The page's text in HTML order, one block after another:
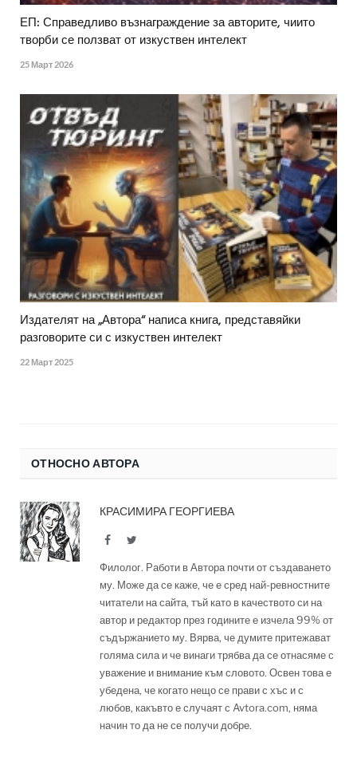
ЕП: Справедливо възнаграждение за авторите, чиито
творби се ползват от изкуствен интелект
25 Март 2026
Издателят на „Автора“ написа книга, представяйки
разговорите си с изкуствен интелект
22 Март 2025
ОТНОСНО АВТОРА
КРАСИМИРА ГЕОРГИЕВА
FacebookTwitter
Филолог. Работи в Автора почти от създаването
му. Може да се каже, че е сред най-ревностните
читатели на сайта, тъй като в качеството си на
автор и редактор през годините е изчела 99% от
съдържанието му. Вярва, че думите притежават
голяма сила и че винаги трябва да се отнасяме с
уважение и внимание към словото. Освен това е
убедена, че когато нещо се прави с хъс и с
любов, какъвто е случаят с Avtora.com, няма
начин то да не се получи добре.